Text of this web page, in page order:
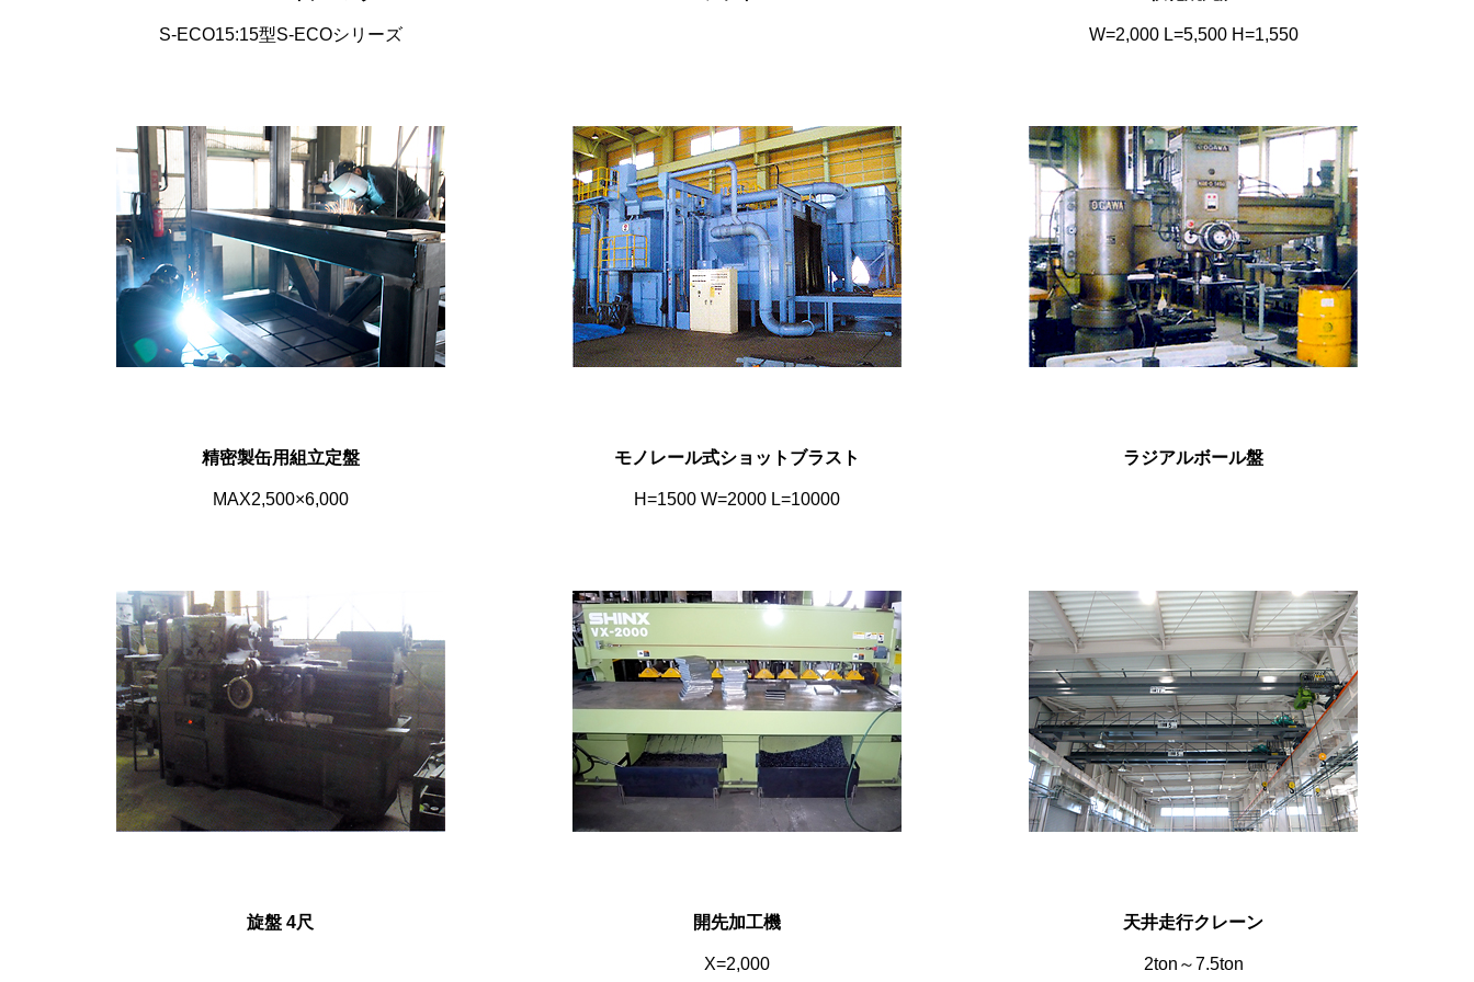
S-ECO15:15型S-ECOシリーズ W=2,000 L=5,500 H=1,550
精密製缶用組立定盤
MAX2,500×6,000
モノレール式ショットブラスト
H=1500 W=2000 L=10000
ラジアルボール盤
旋盤 4尺 開先加工機
X=2,000
天井走行クレーン
2ton～7.5ton